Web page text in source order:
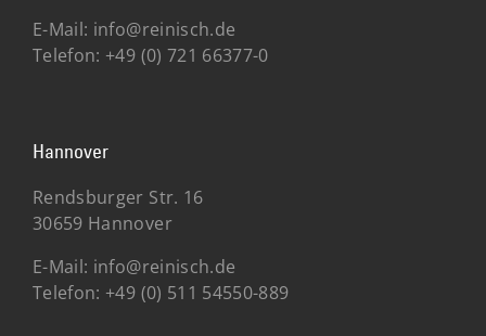
E-Mail: info@reinisch.de
Telefon: +49 (0) 721 66377-0
Hannover
Rendsburger Str. 16
30659 Hannover
E-Mail: info@reinisch.de
Telefon: +49 (0) 511 54550-889